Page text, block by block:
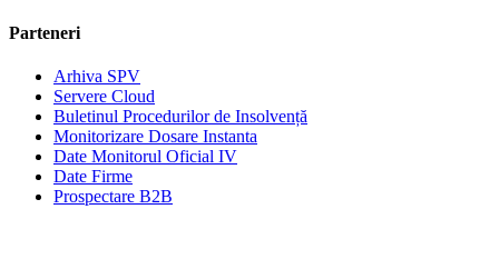
Parteneri
Arhiva SPV
Servere Cloud
Buletinul Procedurilor de Insolvență
Monitorizare Dosare Instanta
Date Monitorul Oficial IV
Date Firme
Prospectare B2B